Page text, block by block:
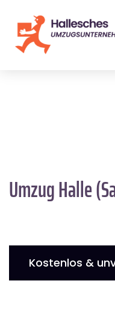
Umzug Halle
Kostenlos &